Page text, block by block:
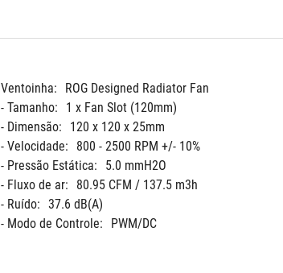
Ventoinha:
ROG Designed Radiator Fan
- Tamanho:
1 x Fan Slot (120mm)
- Dimensão:
120 x 120 x 25mm
- Velocidade:
800 - 2500 RPM +/- 10%
- Pressão Estática:
5.0 mmH2O
- Fluxo de ar:
80.95 CFM / 137.5 m3h
- Ruído: 37.6 dB(A)
- Modo de Controle:
PWM/DC